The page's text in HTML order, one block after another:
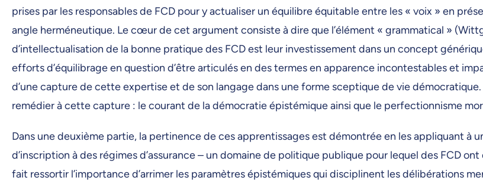
prises par les responsables de FCD pour y actualiser un équilibre équitable entre les « voix » en
angle herméneutique. Le cœur de cet argument consiste à dire que l’élément « grammatical »
d’intellectualisation de la bonne pratique des FCD est leur investissement dans un concept
efforts d’équilibrage en question d’être articulés en des termes en apparence incontestables et
d’une capture de cette expertise et de son langage dans une forme sceptique de vie
remédier à cette capture : le courant de la démocratie épistémique ainsi que le perfectionnisme
Dans une deuxième partie, la pertinence de ces apprentissages est démontrée en les appliquant à
d’inscription à des régimes d’assurance – un domaine de politique publique pour lequel des FCD
fait ressortir l’importance d’arrimer les paramètres épistémiques qui disciplinent les délibérations